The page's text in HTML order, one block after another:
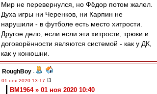
Мир не перевернулся, но Фёдор потом жалел.
Духа игры ни Черенков, ни Карпин не
нарушили - в футболе есть место хитрости.
Другое дело, если если эти хитрости, трюки и
договорённости являются системой - как у ДК,
как у конюшни.
RoughBoy -
01 ноя 2020 13:17
BM1964 » 01 ноя 2020 10:40